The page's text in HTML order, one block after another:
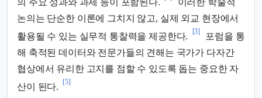
의 주요 성과와 과제 등이 포함된다.
이러한 학술적
논의는 단순한 이론에 그치지 않고, 실제 외교 현장에서
활용될 수 있는 실무적 통찰력을 제공한다.
[3]
포럼을 통
해 축적된 데이터와 전문가들의 견해는 국가가 다자간
협상에서 유리한 고지를 점할 수 있도록 돕는 중요한 자
산이 된다.
[5]